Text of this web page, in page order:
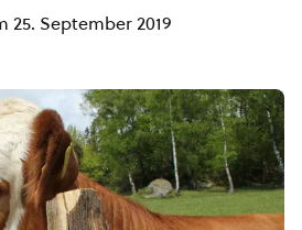
September 2019